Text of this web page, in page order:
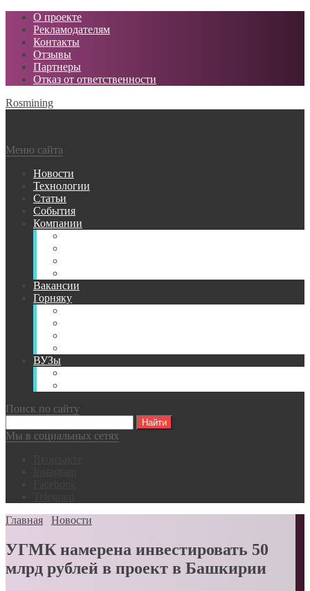
О проекте
Рекламодателям
Контакты
Отзывы
Партнеры
Отказ от ответственности
Rosmining
Меню сайта
Новости
Технологии
Статьи
События
Компании
Вакансии
Горняку
ВУЗы
Поиск по сайту
Мы в социальных сетях
Главная
Новости
УГМК намерена инвестировать 50
млрд рублей в проект в Башкирии